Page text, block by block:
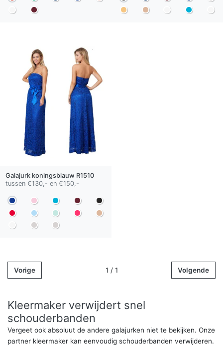
Galajurk koningsblauw R1510
tussen €130,- en €150,-
Vorige 1 / 1 Volgende
Kleermaker verwijdert snel
schouderbanden
Vergeet ook absoluut de andere galajurken niet te bekijken. Onze
partner kleermaker kan eenvoudig schouderbanden verwijderen.